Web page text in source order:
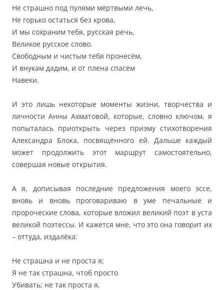
Не страшно под пулями мёртвыми лечь,
Не горько остаться без крова,
И мы сохраним тебя, русская речь,
Великое русское слово.
Свободным и чистым тебя пронесём,
И внукам дадим, и от плена спасём
Навеки.
И это лишь некоторые моменты жизни, творчества и
личности Анны Ахматовой, которые, словно ключом, я
попыталась приоткрыть через призму стихотворения
Александра Блока, посвящённого ей. Дальше каждый
может продолжить этот маршрут самостоятельно,
совершая новые открытия.
А я, дописывая последние предложения моего эссе,
вновь и вновь проговариваю в уме печальные и
пророческие слова, которые вложил великий поэт в уста
великой поэтессы. И кажется мне, что это она говорит их
– оттуда, издалёка:
Не страшна и не проста я;
Я не так страшна, чтоб просто
Убивать; не так проста я,